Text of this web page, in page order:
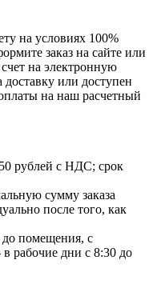
на условиях 100%
заказ на сайте или
на электронную
доставку или доступен
на наш расчетный
рублей с НДС; срок
сумму заказа
после того, как
до помещения, с
рабочие дни с 8:30 до